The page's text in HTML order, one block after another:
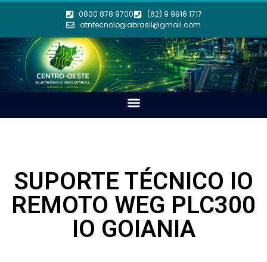
0800 878 9700
(62) 9 9916 1717
atntecnologiabrasil@gmail.com
SUPORTE TÉCNICO IO
REMOTO WEG PLC300
IO GOIANIA